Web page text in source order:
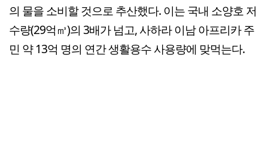
의 물을 소비할 것으로 추산했다. 이는 국내 소양호 저
수량(29억㎥)의 3배가 넘고, 사하라 이남 아프리카 주
민 약 13억 명의 연간 생활용수 사용량에 맞먹는다.